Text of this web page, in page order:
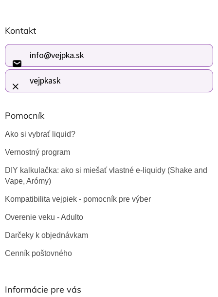
á
p
t
i
e
Kontakt
info@vejpka.sk
vejpkask
Pomocník
Ako si vybrať liquid?
Vernostný program
DIY kalkulačka: ako si miešať vlastné e-liquidy (Shake and
Vape, Arómy)
Kompatibilita vejpiek - pomocník pre výber
Overenie veku - Adulto
Darčeky k objednávkam
Cenník poštovného
Informácie pre vás